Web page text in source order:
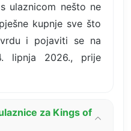
ulaznicom nešto ne
kupnje sve što
i pojaviti se na
lipnja 2026., prije
za Kings of